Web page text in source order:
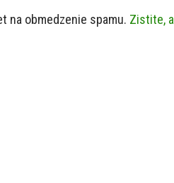
na obmedzenie spamu. Zistite,